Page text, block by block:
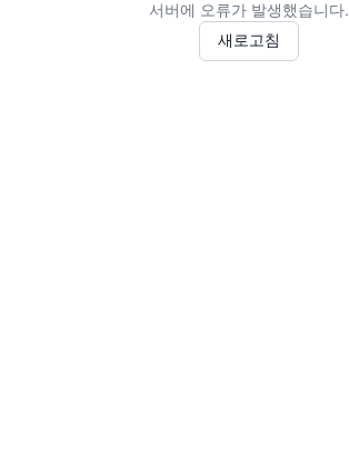
서버에 오류가 발생했습니다.
새로고침